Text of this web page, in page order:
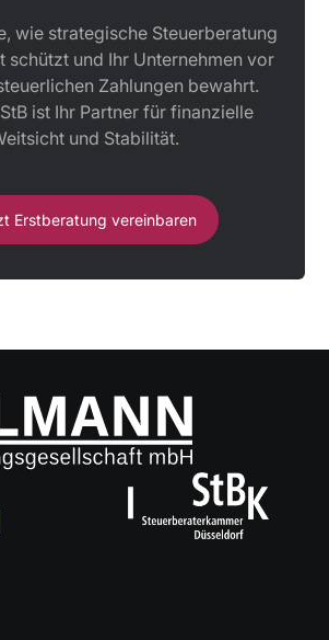
wie strategische Steuerberatung
schützt und Ihr Unternehmen vor
Zahlungen bewahrt.
ist Ihr Partner für finanzielle
und Stabilität.
Erstberatung vereinbaren